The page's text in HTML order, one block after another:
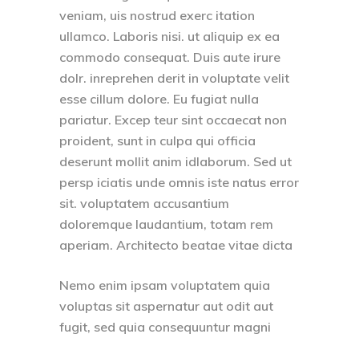
veniam, uis nostrud exerc itation
ullamco. Laboris nisi. ut aliquip ex ea
commodo consequat. Duis aute irure
dolr. inreprehen derit in voluptate velit
esse cillum dolore. Eu fugiat nulla
pariatur. Excep teur sint occaecat non
proident, sunt in culpa qui officia
deserunt mollit anim idlaborum. Sed ut
persp iciatis unde omnis iste natus error
sit. voluptatem accusantium
doloremque laudantium, totam rem
aperiam. Architecto beatae vitae dicta
Nemo enim ipsam voluptatem quia
voluptas sit aspernatur aut odit aut
fugit, sed quia consequuntur magni